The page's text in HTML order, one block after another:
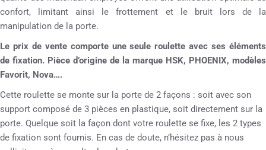
confort, limitant ainsi le frottement et le bruit lors de la
manipulation de la porte.
Le prix de vente comporte une seule roulette avec ses éléments
de fixation. Pièce d’origine de la marque HSK, PHOENIX, modèles
Favorit, Nova….
Cette roulette se monte sur la porte de 2 façons : soit avec son
support composé de 3 pièces en plastique, soit directement sur la
porte. Quelque soit la façon dont votre roulette se fixe, les 2 types
de fixation sont fournis. En cas de doute, n’hésitez pas à nous